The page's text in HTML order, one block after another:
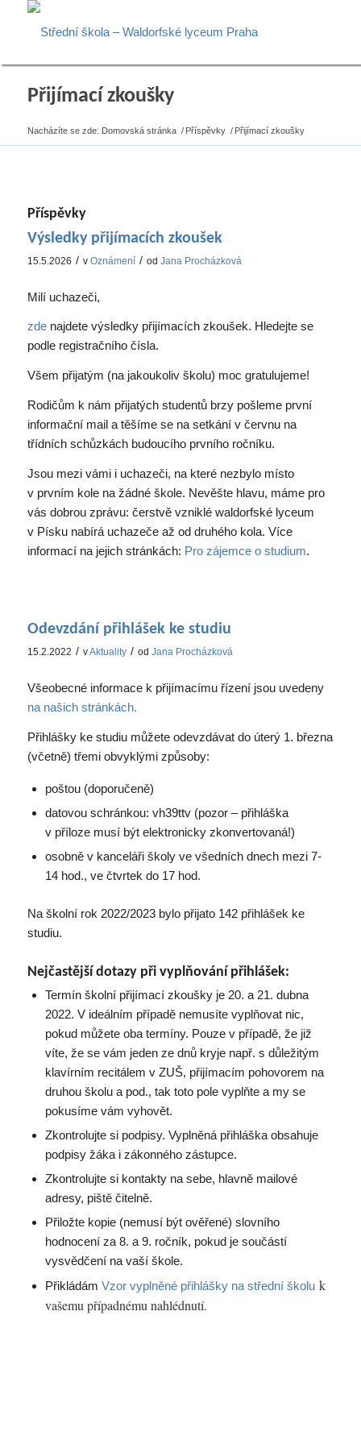
Přijímací zkoušky
Nacházíte se zde: Domovská stránka / Příspěvky / Přijímací zkoušky
Příspěvky
Výsledky přijímacích zkoušek
15.5.2026 / v Oznámení / od Jana Procházková
Milí uchazeči,
zdenajdete výsledky přijímacích zkoušek. Hledejte se
podle registračního čísla.
Všem přijatým (na jakoukoliv školu) moc gratulujeme!
Rodičům k nám přijatých studentů brzy pošleme první
informační mail a těšíme se na setkání v červnu na
třídních schůzkách budoucího prvního ročníku.
Jsou mezi vámi i uchazeči, na které nezbylo místo
v prvním kole na žádné škole. Nevěšte hlavu, máme pro
vás dobrou zprávu: čerstvě vzniklé waldorfské lyceum
v Písku nabírá uchazeče až od druhého kola. Více
informací na jejich stránkách: Pro zájemce o studium.
Odevzdání přihlášek ke studiu
15.2.2022 / vAktuality / od Jana Procházková
Všeobecné informace k přijímacímu řízení jsou uvedeny
na našich stránkách.
Přihlášky ke studiu můžete odevzdávat do úterý 1. března
(včetně) třemi obvyklými způsoby:
poštou (doporučeně)
datovou schránkou: vh39ttv (pozor – přihláška
v příloze musí být elektronicky zkonvertovaná!)
osobně v kanceláři školy ve všedních dnech mezi 7-
14 hod., ve čtvrtek do 17 hod.
Na školní rok 2022/2023 bylo přijato 142 přihlášek ke
studiu.
Nejčastější dotazy při vyplňování přihlášek:
Termín školní přijímací zkoušky je 20. a 21. dubna
2022. V ideálním případě nemusíte vyplňovat nic,
pokud můžete oba termíny. Pouze v případě, že již
víte, že se vám jeden ze dnů kryje např. s důležitým
klavírním recitálem v ZUŠ, přijímacím pohovorem na
druhou školu a pod., tak toto pole vyplňte a my se
pokusíme vám vyhovět.
Zkontrolujte si podpisy. Vyplněná přihláška obsahuje
podpisy žáka i zákonného zástupce.
Zkontrolujte si kontakty na sebe, hlavně mailové
adresy, piště čitelně.
Přiložte kopie (nemusí být ověřené) slovního
hodnocení za 8. a 9. ročník, pokud je součástí
vysvědčení na vaší škole.
Přikládám Vzor vyplněné přihlášky na střední školuk
vašemu případnému nahlédnutí.